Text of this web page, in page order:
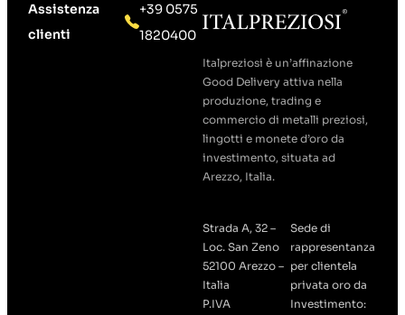
Italpreziosi è un’affinazione
Good Delivery attiva nella
produzione, trading e
commercio di metalli preziosi,
lingotti e monete d’oro da
investimento, situata ad
Arezzo, Italia.
Strada A, 32 –
Loc. San Zeno
52100 Arezzo –
Italia
P.IVA
Sede di
rappresentanza
per clientela
privata oro da
Investimento:
Assistenza
clienti
+39 0575
1820400